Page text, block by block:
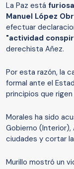
La Paz está
Manuel López
efectuar
"actividad
derechista Añez.
Por esta razón, la
formal ante el
principios que
Morales ha sido
Gobierno (Interior),
ciudades y cortar
Murillo mostró un